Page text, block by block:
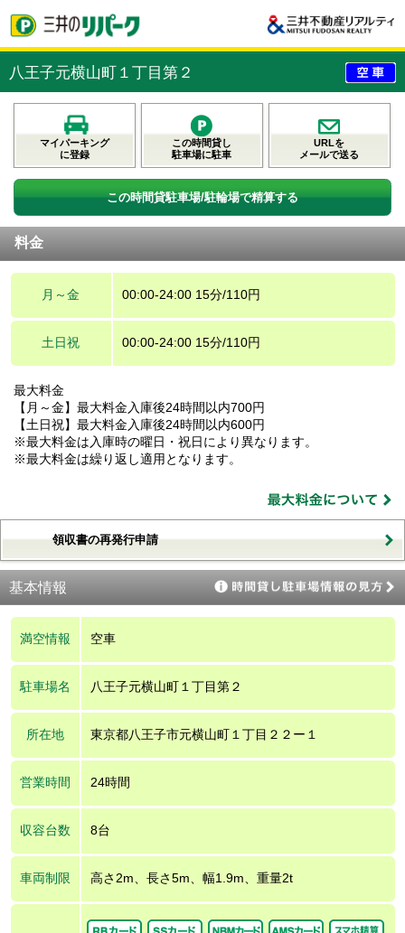
八王子元横山町１丁目第２
マイパーキング
に登録
この時間貸し
駐車場に駐車
URLを
メールで送る
この時間貸駐車場/駐輪場で精算する
料金
月～金 00:00-24:00 15分/110円
土日祝 00:00-24:00 15分/110円
最大料金
【月～金】最大料金入庫後24時間以内700円
【土日祝】最大料金入庫後24時間以内600円
※最大料金は入庫時の曜日・祝日により異なります。
※最大料金は繰り返し適用となります。
領収書の再発行申請
基本情報
満空情報 空車
駐車場名 八王子元横山町１丁目第２
所在地 東京都八王子市元横山町１丁目２２ー１
営業時間 24時間
収容台数 8台
車両制限 高さ2m、長さ5m、幅1.9m、重量2t